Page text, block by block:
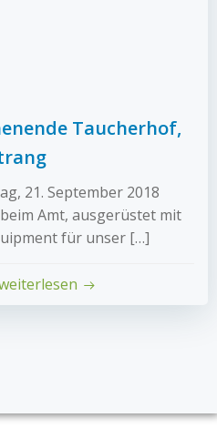
Taucherhof,
21. September 2018
Amt, ausgerüstet mit
für unser […]